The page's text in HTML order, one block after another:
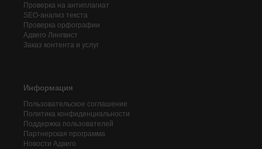
Проверка на антиплагиат
SEO-анализ текста
Проверка орфографии
Адвего Лингвист
Заказ контента и услуг
Информация
Пользовательское соглашение
Политика конфиденциальности
Поддержка пользователей
Партнерская программа
Новости Адвего